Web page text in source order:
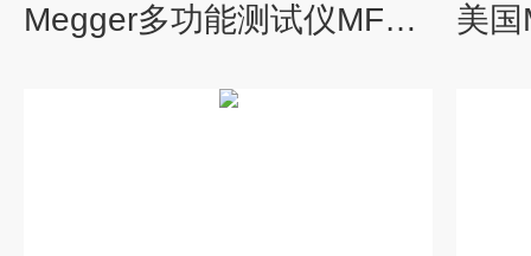
Megger多功能测试仪MFT1845 RCD测试万用表